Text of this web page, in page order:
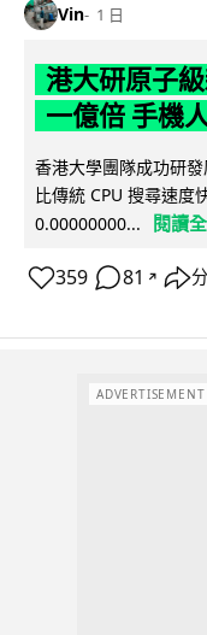
Vin 1 日
港大研原子
一億倍 手機
香港大學團隊成功研
比傳統 CPU 搜尋速度
0.00000000...
閱讀
359 81 ↗
ADVERTISEMENT